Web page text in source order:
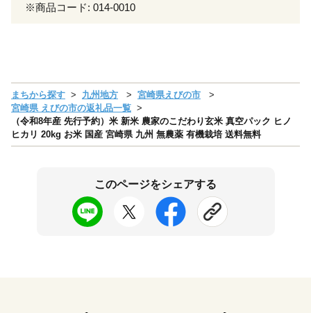
※商品コード: 014-0010
まちから探す 九州地方
宮崎県えびの市
宮崎県 えびの市の返礼品一覧
（令和8年産 先行予約）米 新米 農家のこだわり玄米 真空パック ヒノ
ヒカリ 20kg お米 国産 宮崎県 九州 無農薬 有機栽培 送料無料
このページをシェアする